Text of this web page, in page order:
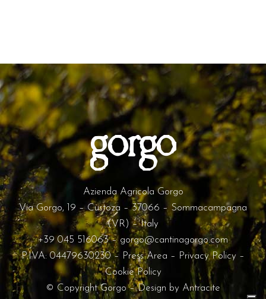
Azienda Agricola Gorgo
Via Gorgo, 19 – Custoza – 37066 – Sommacampagna
(VR) – Italy
+39 045 516063–gorgo@cantinagorgo.com
P.IVA: 04479630230 – Press Area – Privacy Policy –
Cookie Policy
© Copyright Gorgo – Design by Antracite